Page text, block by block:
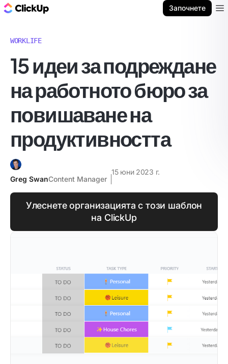
Започнете
WORKLIFE
15 идеи за подреждане
на работното бюро за
повишаване на
продуктивността
Greg SwanContent Manager
15 юни 2023 г.
Улеснете организацията с този шаблон
на ClickUp